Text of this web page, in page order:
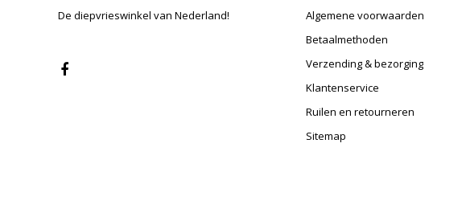
De diepvrieswinkel van Nederland!
Algemene voorwaarden
Betaalmethoden
Verzending & bezorging
Klantenservice
Ruilen en retourneren
Sitemap